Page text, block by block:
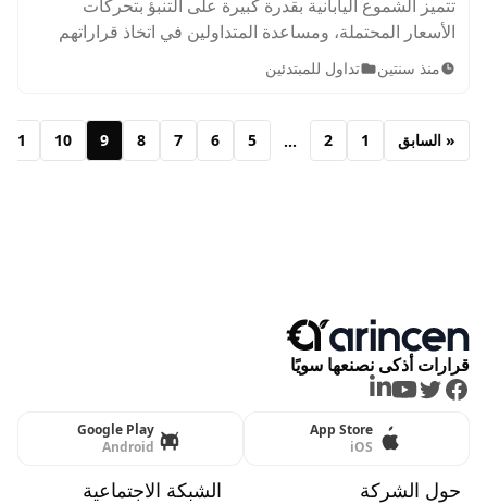
تتميز الشموع اليابانية بقدرة كبيرة على التنبؤ بتحركات
الأسعار المحتملة، ومساعدة المتداولين في اتخاذ قراراتهم
أثناء التداول بناء على التحليل الفني من خلال رسوم الشموع
اليابانية. تعرف على أنماط وأشكال الشموع اليابانية.
منذ سنتين تداول للمبتدئين
« السابق 1
2
...
5
6
7
8
9
10
11
قرارات أذكى نصنعها سويًا
Facebook
Twitter
Youtube
LinkedIn
App Store
iOS
Google Play
Android
حول الشركة الشبكة الاجتماعية